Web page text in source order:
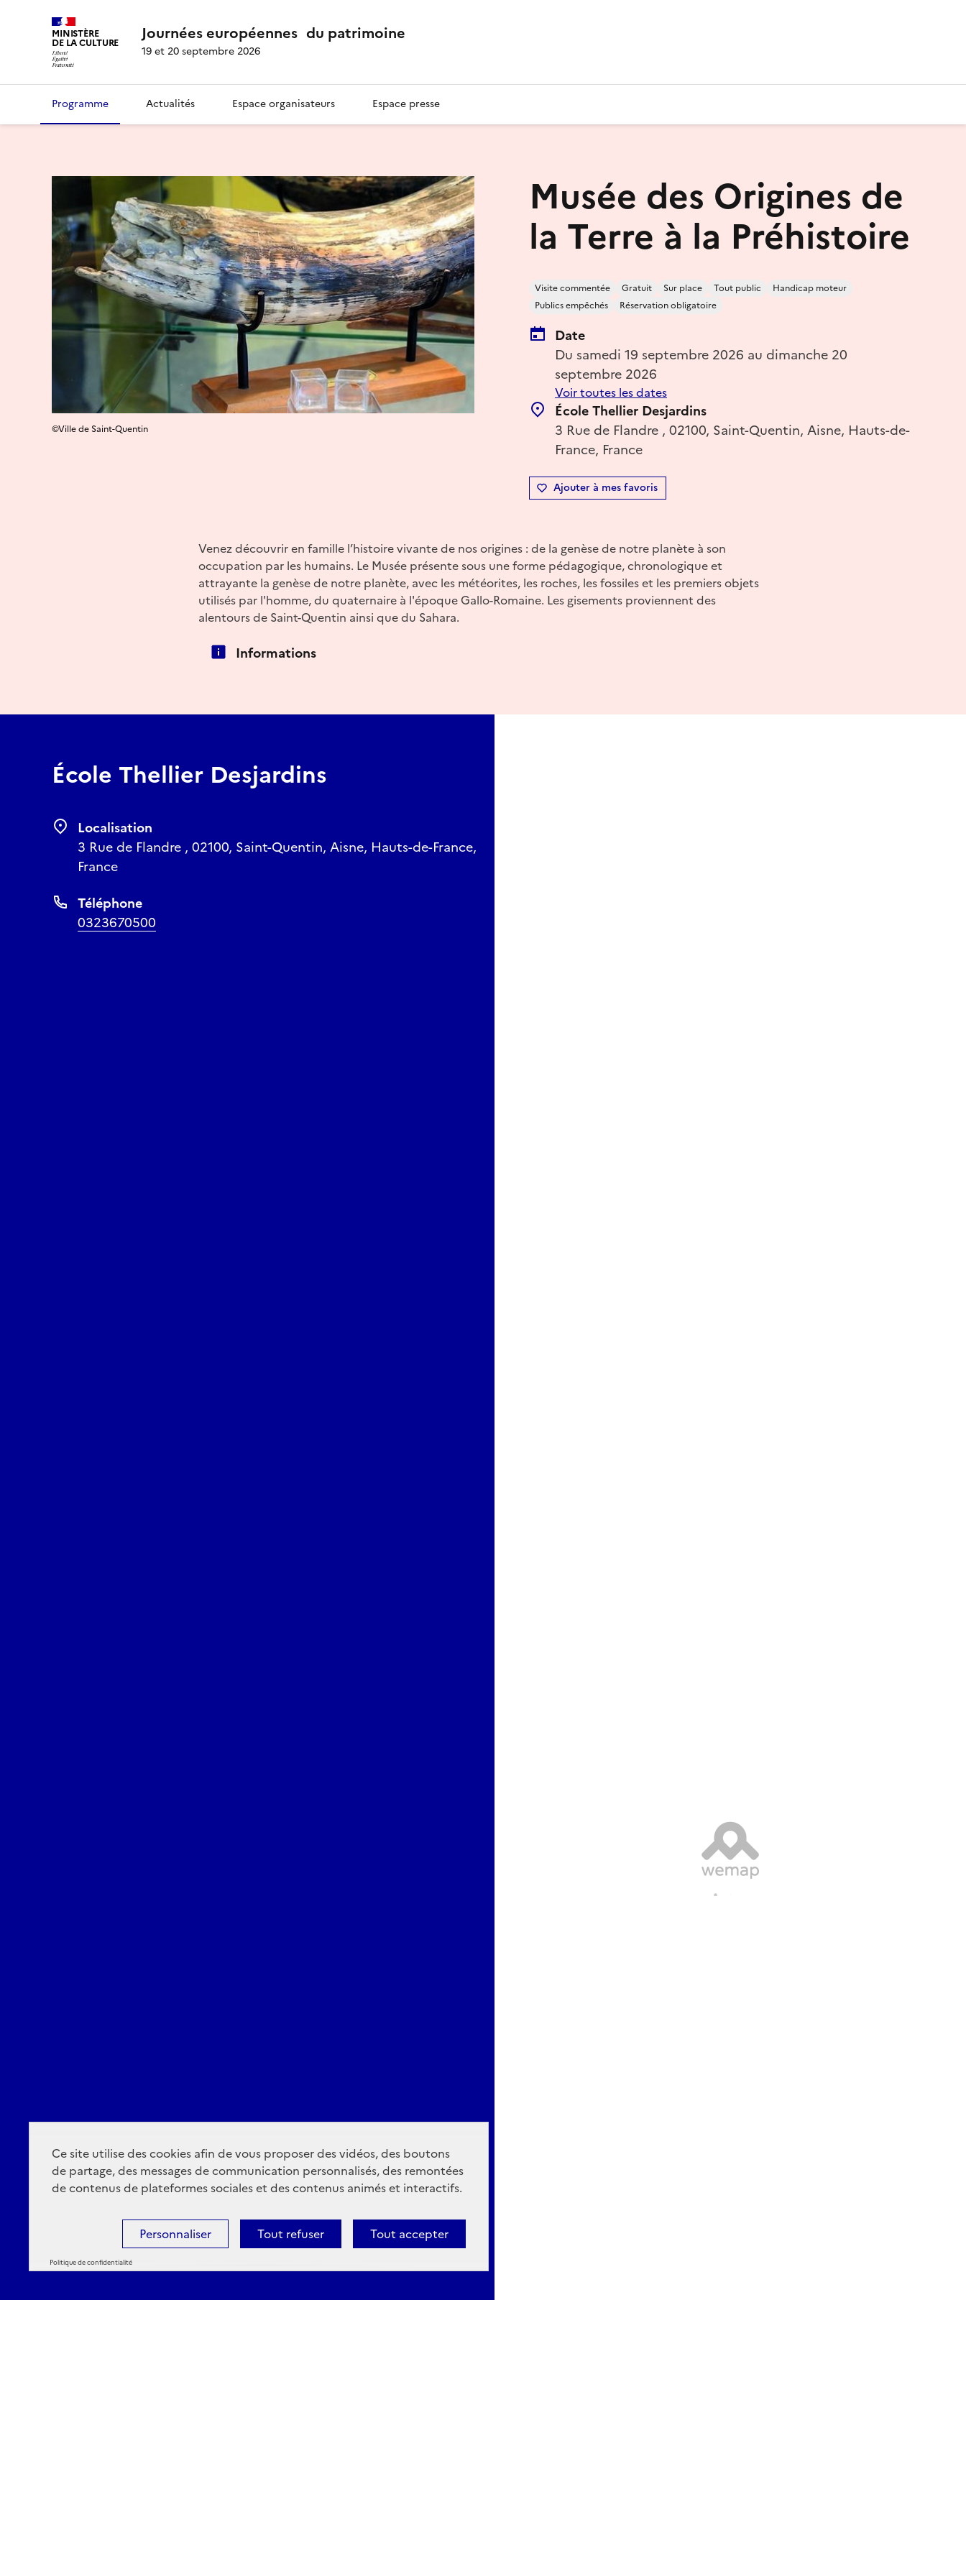
Ce site utilise des cookies afin de vous proposer des vidéos, des boutons
de partage, des messages de communication personnalisés, des remontées
de contenus de plateformes sociales et des contenus animés et interactifs.
Tout accepter
Tout refuser
Personnaliser
Politique de confidentialité
MINISTÈRE
DE LA CULTURE Journées européennes du patrimoine
19 et 20 septembre 2026
Programme Actualités Espace organisateurs Espace presse
Musée des Origines de
la Terre à la Préhistoire
Visite commentée Gratuit Sur place Tout public
Handicap moteur
Publics empêchés
Réservation obligatoire
Date
Du samedi 19 septembre 2026 au dimanche 20
septembre 2026
Voir toutes les dates
École Thellier Desjardins
3 Rue de Flandre , 02100, Saint-Quentin, Aisne, Hauts-de-
France, France
Ajouter à mes favoris
©Ville de Saint-Quentin
Venez découvrir en famille l’histoire vivante de nos origines : de la genèse de notre planète à son
occupation par les humains. Le Musée présente sous une forme pédagogique, chronologique et
attrayante la genèse de notre planète, avec les météorites, les roches, les fossiles et les premiers objets
utilisés par l'homme, du quaternaire à l'époque Gallo-Romaine. Les gisements proviennent des
alentours de Saint-Quentin ainsi que du Sahara.
Informations
École Thellier Desjardins
Localisation
3 Rue de Flandre , 02100, Saint-Quentin, Aisne, Hauts-de-France,
France
Téléphone
0323670500